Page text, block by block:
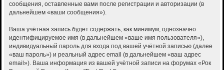
сообщения, оставленные вами после регистрации и авторизации (в
дальнейшем «ваши сообщения»).
Ваша учётная запись будет содержать, как минимум, однозначно
идентифицируемое имя (в дальнейшем «ваше имя пользователя»),
индивидуальный пароль для входа под вашей учётной записью (далее
«ваш пароль») и реальный адрес email (в дальнейшем «ваш адрес
email»). Ваша информация из вашей учётной записи на форумах «Рок